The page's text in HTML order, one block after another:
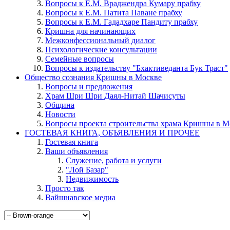
Вопросы к Е.М. Враджендра Кумару прабху
Вопросы к Е.М. Патита Паване прабху
Вопросы к Е.М. Гададхаре Пандиту прабху
Кришна для начинающих
Межконфессиональный диалог
Психологические консультации
Семейные вопросы
Вопросы к издательству "Бхактиведанта Бук Траст"
Общество сознания Кришны в Москве
Вопросы и предложения
Храм Шри Шри Даял-Нитай Шачисуты
Община
Новости
Вопросы проекта строительства храма Кришны в
ГОСТЕВАЯ КНИГА, ОБЪЯВЛЕНИЯ И ПРОЧЕЕ
Гостевая книга
Ваши объявления
Служение, работа и услуги
"Лой Базар"
Недвижимость
Просто так
Вайшнавское медиа